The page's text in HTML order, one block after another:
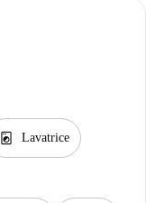
local_laundry_service Lavatrice